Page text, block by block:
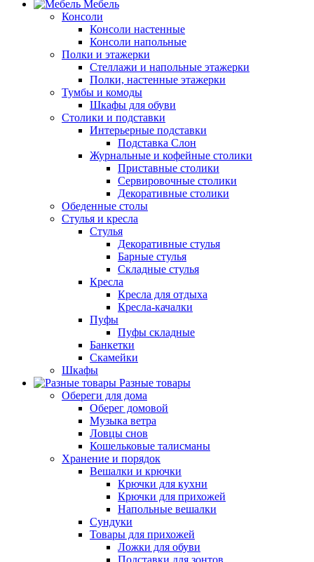
Мебель
Консоли
Консоли настенные
Консоли напольные
Полки и этажерки
Стеллажи и напольные этажерки
Полки, настенные этажерки
Тумбы и комоды
Шкафы для обуви
Столики и подставки
Интерьерные подставки
Подставка Слон
Журнальные и кофейные столики
Приставные столики
Сервировочные столики
Декоративные столики
Обеденные столы
Стулья и кресла
Стулья
Декоративные стулья
Барные стулья
Складные стулья
Кресла
Кресла для отдыха
Кресла-качалки
Пуфы
Пуфы складные
Банкетки
Скамейки
Шкафы
Разные товары
Обереги для дома
Оберег домовой
Музыка ветра
Ловцы снов
Кошельковые талисманы
Хранение и порядок
Вешалки и крючки
Крючки для кухни
Крючки для прихожей
Напольные вешалки
Сундуки
Товары для прихожей
Ложки для обуви
Подставки для зонтов